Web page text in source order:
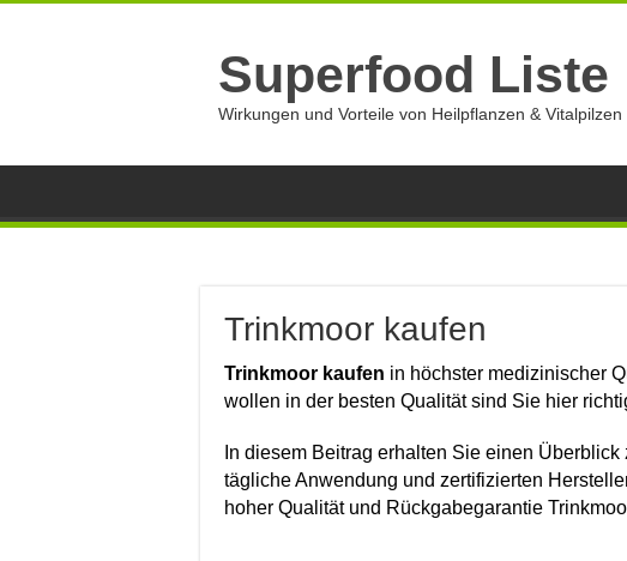
Superfood Liste
Wirkungen und Vorteile von Heilpflanzen & Vitalpilzen
Trinkmoor kaufen
Trinkmoor kaufen in höchster medizinischer
wollen in der besten Qualität sind Sie hier
In diesem Beitrag erhalten Sie einen
tägliche Anwendung und zertifizierten
hoher Qualität und Rückgabegarantie